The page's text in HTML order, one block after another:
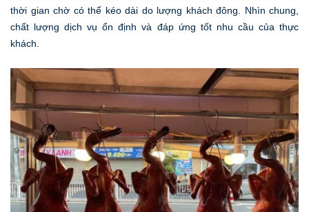
thời gian chờ có thể kéo dài do lượng khách đông. Nhìn chung,
chất lượng dịch vụ ổn định và đáp ứng tốt nhu cầu của thực
khách.